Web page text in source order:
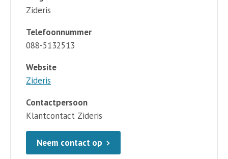
Zideris
Telefoonnummer
088-5132513
Website
Zideris
Contactpersoon
Klantcontact Zideris
Neem contact op